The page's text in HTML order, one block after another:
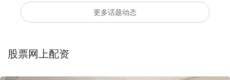
更多话题动态
股票网上配资